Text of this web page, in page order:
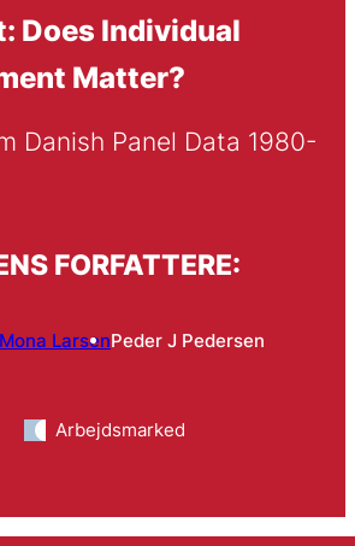
Does Individual
Matter?
Danish Panel Data 1980-
FORFATTERE:
LarsenPeder J Pedersen
Arbejdsmarked